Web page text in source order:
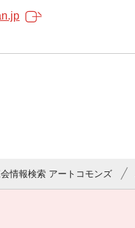
情報検索 アートコモンズ